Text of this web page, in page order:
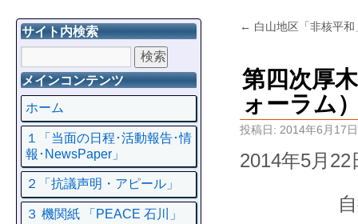
← 白山地区「非核平
第四次厚
ォーラム
投稿日: 2014年6月17日
2014年5月22
サイト内検索
メインコンテンツ
ホーム
１「当面の日程･活動報告･情
報･NewsPaper」
２「抗議声明・アピール」
３ 機関紙 「PEACE 石川」